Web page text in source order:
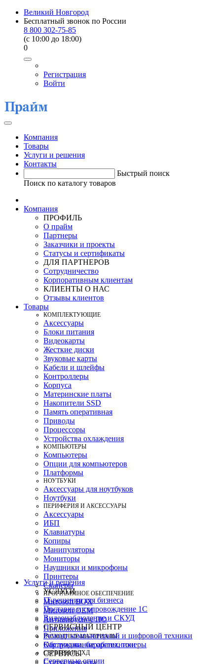
Великий Новгород
Бесплатный звонок по России
8 800 302-75-85
(c 10:00 до 18:00)
0
Регистрация
Войти
Компания
Товары
Услуги и решения
Контакты
Быстрый поиск
Поиск по каталогу товаров
Компания
ПРОФИЛЬ
О прайм
Партнеры
Заказчики и проекты
Статусы и сертификаты
ДЛЯ ПАРТНЕРОВ
Сотрудничество
Корпоративным клиентам
КЛИЕНТЫ О НАС
Отзывы клиентов
Товары
КOМПЛЕКТУЮЩИЕ
Аксессуары
Блоки питания
Видеокарты
Жесткие диски
Звуковые карты
Кабели и шлейфы
Контроллеры
Корпуса
Материнские платы
Накопители SSD
Память оперативная
Приводы
Процессоры
Устройства охлаждения
КОМПЬЮТЕРЫ
Компьютеры
Опции для компьютеров
Платформы
НОУТБУКИ
Аксессуары для ноутбуков
Ноутбуки
ПЕРИФЕРИЯ И АКСЕССУАРЫ
Аксессуары
ИБП
Клавиатуры
Копиры
Манипуляторы
Мониторы
Наушники и микрофоны
Принтеры
Сканеры
ПРОГРАММНОЕ ОБЕСПЕЧЕНИЕ
Microsoft BOX
Microsoft OEM
Антивирусное ПО
Приложения
РАСХОДНЫЕ МАТЕРИАЛЫ
Картриджи, барабаны, тонеры
СЕРВЕРЫ И СХД
Серверные опции
Услуги и решения
УСЛУГИ
IT-решения для бизнеса
Поставка и сопровождение 1C
Видеонаблюдение и СКУД
СЕРВИСНЫЙ ЦЕНТР
Ремонт компьютерной и цифровой техники
Обслуживание оргтехники
СЕРВИСЫ
Статус ремонта